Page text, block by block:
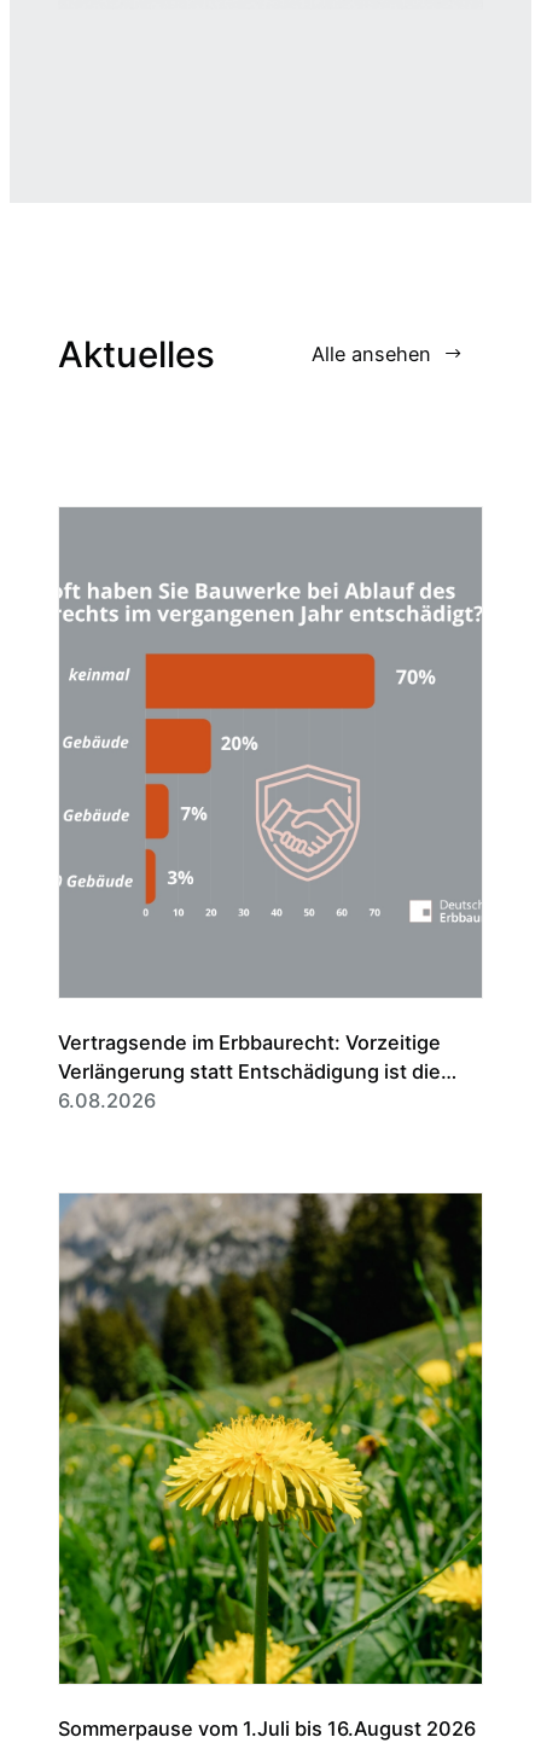
Aktuelles Alle ansehen
Vertragsende im Erbbaurecht: Vorzeitige
Verlängerung statt Entschädigung ist die
Regel
6.08.2026
Sommerpause vom 1.Juli bis 16.August 2026